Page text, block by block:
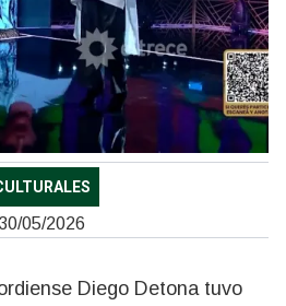
30/05/2026
Diego Detona tuvo